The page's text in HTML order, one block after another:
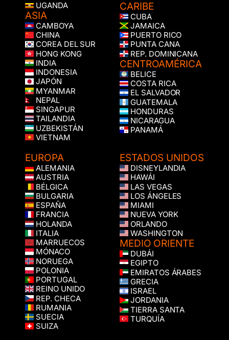
UGANDA
ASIA
CAMBOYA
CHINA
COREA DEL SUR
HONG KONG
INDIA
INDONESIA
JAPÓN
MYANMAR
NEPAL
SINGAPUR
TAILANDIA
UZBEKISTÁN
VIETNAM
CARIBE
CUBA
JAMAICA
PUERTO RICO
PUNTA CANA
REP. DOMINICANA
CENTROAMÉRICA
BELICE
COSTA RICA
EL SALVADOR
GUATEMALA
HONDURAS
NICARAGUA
PANAMÁ
EUROPA
ALEMANIA
AUSTRIA
BÉLGICA
BULGARIA
ESPAÑA
FRANCIA
HOLANDA
ITALIA
MARRUECOS
MÓNACO
NORUEGA
POLONIA
PORTUGAL
REINO UNIDO
REP. CHECA
RUMANIA
SUECIA
SUIZA
ESTADOS UNIDOS
DISNEYLANDIA
HAWÁI
LAS VEGAS
LOS ÁNGELES
MIAMI
NUEVA YORK
ORLANDO
WASHINGTON
MEDIO ORIENTE
DUBÁI
EGIPTO
EMIRATOS ÁRABES
GRECIA
ISRAEL
JORDANIA
TIERRA SANTA
TURQUÍA